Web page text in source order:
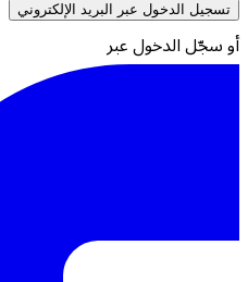
تسجيل الدخول عبر البريد الإلكتروني
أو سجّل الدخول عبر